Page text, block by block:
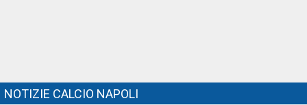
NOTIZIE CALCIO NAPOLI